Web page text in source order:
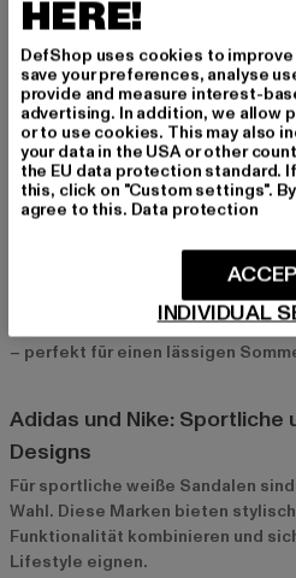
Für einen feminineren Look sind
mit Absatz die ideale Wahl. Diese
Outfit eine elegante Note und
Anlässe oder Abendevents.
lassen sich toll mit Kleidern und
sorgen für einen chicen,
Top-Marken für weiße
Urban Classics und Only:
bieten
trendigen weißen Sandalen, die
Diese Marken stehen für moderne
– perfekt für einen lässigen
Adidas und Nike: Sportliche
Designs
Für sportliche weiße Sandalen sind
Wahl. Diese Marken bieten
Funktionalität kombinieren und
Lifestyle eignen.
HERE!
DefShop uses cookies to
save your preferences, analyse
provide and measure interest-
advertising. In addition, we allow
or to use cookies. This may also
your data in the USA or other
the EU data protection standard.
this, click on "Custom settings".
agree to this. Data protection
INDIVIDUAL